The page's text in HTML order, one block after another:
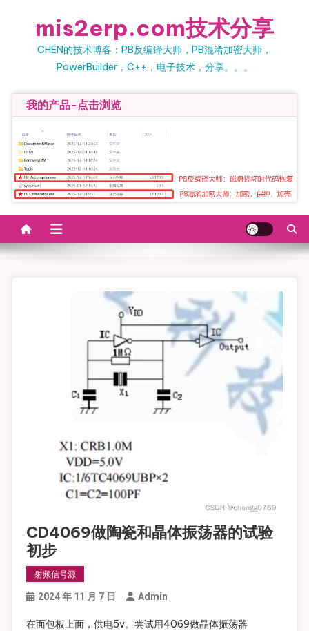
mis2erp.com技术分享
CHEN的技术博客：PB反编译大师，PB混淆加密大师，
PowerBuilder，C++，电子技术，分享。。。
我的产品-点击浏览
CD4069做陶瓷和晶体振荡器的试验
初步
射频信号源
2024 年 11 月 7 日 Admin
在面包板上面，供电5v。尝试用4069做晶体振荡器